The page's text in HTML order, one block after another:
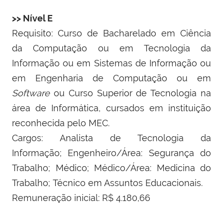
>> Nível E
Requisito: Curso de Bacharelado em Ciência
da Computação ou em Tecnologia da
Informação ou em Sistemas de Informação ou
em Engenharia de Computação ou em
Softwareou Curso Superior de Tecnologia na
área de Informática, cursados em instituição
reconhecida pelo MEC.
Cargos: Analista de Tecnologia da
Informação; Engenheiro/Área: Segurança do
Trabalho; Médico; Médico/Área: Medicina do
Trabalho; Técnico em Assuntos Educacionais.
Remuneração inicial: R$ 4.180,66